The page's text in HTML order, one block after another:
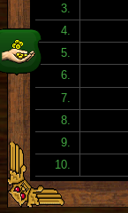
3.
4.
5.
6.
7.
8.
9.
10.